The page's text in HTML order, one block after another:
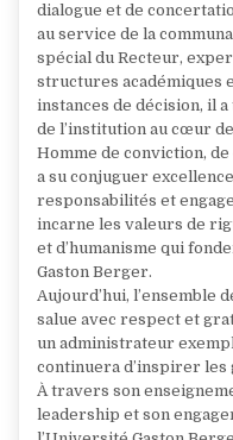
dialogue et de
au service de la
spécial du Recteur,
structures académiques
instances de décision, il
de l’institution au cœur
Homme de conviction,
a su conjuguer
responsabilités et
incarne les valeurs de
et d’humanisme qui
Gaston Berger.
Aujourd’hui, l’ensemble
salue avec respect et
un administrateur
continuera d’inspirer
À travers son
leadership et son